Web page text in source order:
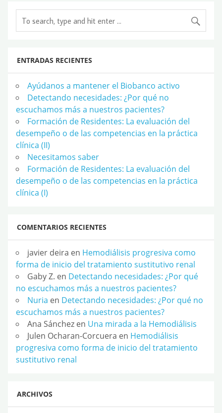
ENTRADAS RECIENTES
Ayúdanos a mantener el Biobanco activo
Detectando necesidades: ¿Por qué no
escuchamos más a nuestros pacientes?
Formación de Residentes: La evaluación del
desempeño o de las competencias en la práctica
clínica (II)
Necesitamos saber
Formación de Residentes: La evaluación del
desempeño o de las competencias en la práctica
clínica (I)
COMENTARIOS RECIENTES
javier deira en Hemodiálisis progresiva como
forma de inicio del tratamiento sustitutivo renal
Gaby Z. en Detectando necesidades: ¿Por qué
no escuchamos más a nuestros pacientes?
Nuria en Detectando necesidades: ¿Por qué no
escuchamos más a nuestros pacientes?
Ana Sánchez en Una mirada a la Hemodiálisis
Julen Ocharan-Corcuera en Hemodiálisis
progresiva como forma de inicio del tratamiento
sustitutivo renal
ARCHIVOS